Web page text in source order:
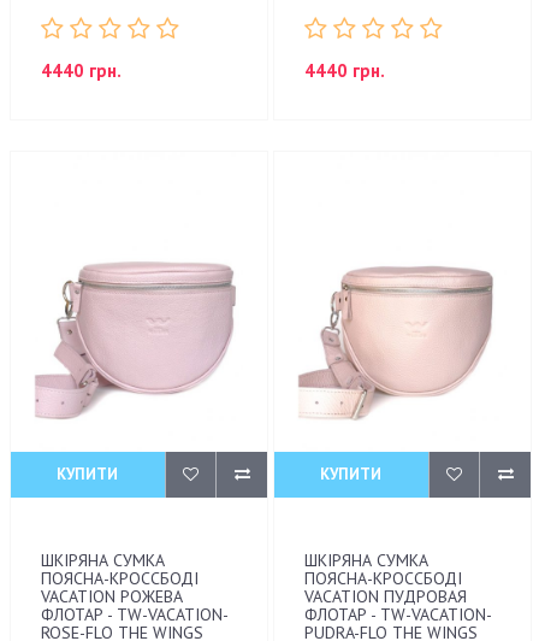
4440 грн. 4440 грн.
КУПИТИ
ШКІРЯНА СУМКА
ПОЯСНА-КРОССБОДІ
VACATION РОЖЕВА
ФЛОТАР - TW-VACATION-
ROSE-FLO THE WINGS
КУПИТИ
ШКІРЯНА СУМКА
ПОЯСНА-КРОССБОДІ
VACATION ПУДРОВАЯ
ФЛОТАР - TW-VACATION-
PUDRA-FLO THE WINGS